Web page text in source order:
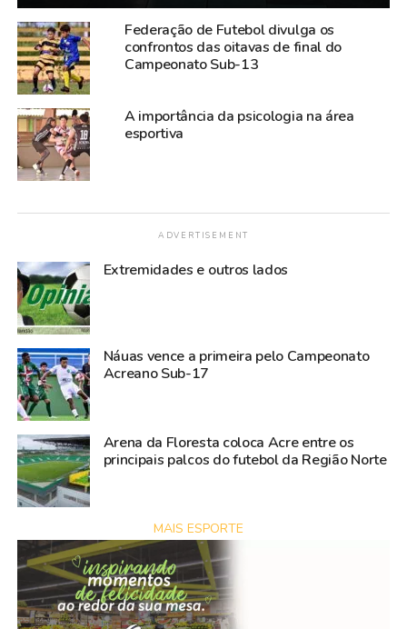
Federação de Futebol divulga os
confrontos das oitavas de final do
Campeonato Sub-13
A importância da psicologia na área
esportiva
ADVERTISEMENT
Extremidades e outros lados
Náuas vence a primeira pelo Campeonato
Acreano Sub-17
Arena da Floresta coloca Acre entre os
principais palcos do futebol da Região Norte
MAIS ESPORTE